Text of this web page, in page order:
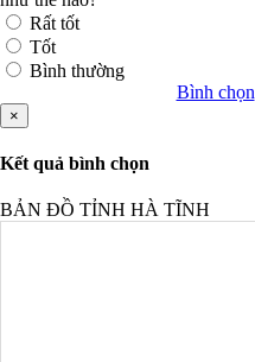
Rất tốt
Tốt
Bình thường
Bình chọn
×
Kết quả bình chọn
BẢN ĐỒ TỈNH HÀ TĨNH